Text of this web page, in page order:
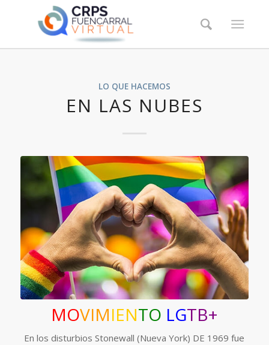
LO QUE HACEMOS
EN LAS NUBES
MOVIMIENTO LGTB+
En los disturbios Stonewall (Nueva York) DE 1969 fue